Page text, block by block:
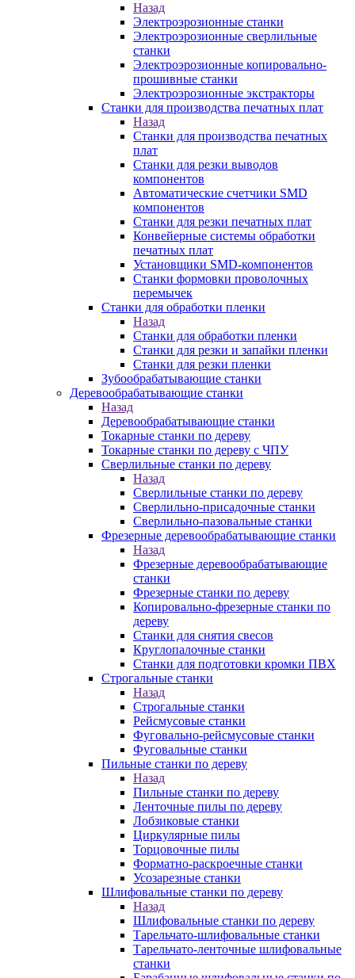
Назад
Электроэрозионные станки
Электроэрозионные сверлильные
станки
Электроэрозионные копировально-
прошивные станки
Электроэрозионные экстракторы
Станки для производства печатных плат
Назад
Станки для производства печатных
плат
Станки для резки выводов
компонентов
Автоматические счетчики SMD
компонентов
Станки для резки печатных плат
Конвейерные системы обработки
печатных плат
Установщики SMD-компонентов
Станки формовки проволочных
перемычек
Станки для обработки пленки
Назад
Станки для обработки пленки
Станки для резки и запайки пленки
Станки для резки пленки
Зубообрабатывающие станки
Деревообрабатывающие станки
Назад
Деревообрабатывающие станки
Токарные станки по дереву
Токарные станки по дереву с ЧПУ
Сверлильные станки по дереву
Назад
Сверлильные станки по дереву
Сверлильно-присадочные станки
Сверлильно-пазовальные станки
Фрезерные деревообрабатывающие станки
Назад
Фрезерные деревообрабатывающие
станки
Фрезерные станки по дереву
Копировально-фрезерные станки по
дереву
Станки для снятия свесов
Круглопалочные станки
Станки для подготовки кромки ПВХ
Строгальные станки
Назад
Строгальные станки
Рейсмусовые станки
Фуговально-рейсмусовые станки
Фуговальные станки
Пильные станки по дереву
Назад
Пильные станки по дереву
Ленточные пилы по дереву
Лобзиковые станки
Циркулярные пилы
Торцовочные пилы
Форматно-раскроечные станки
Усозарезные станки
Шлифовальные станки по дереву
Назад
Шлифовальные станки по дереву
Тарельчато-шлифовальные станки
Тарельчато-ленточные шлифовальные
станки